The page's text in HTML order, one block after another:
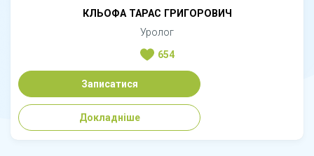
КЛЬОФА ТАРАС ГРИГОРОВИЧ
Уролог
654
Записатися
Докладніше